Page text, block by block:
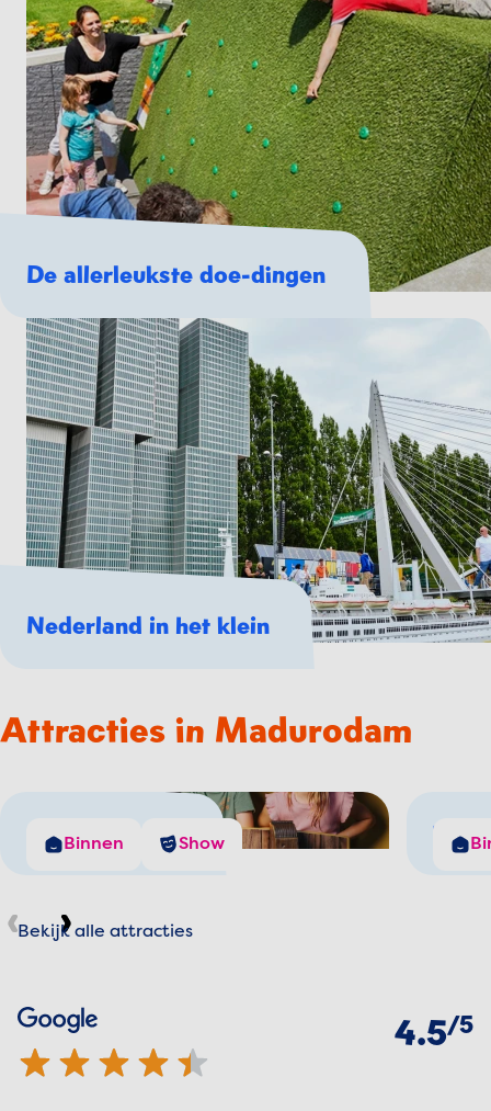
De allerleukste doe-dingen
Nederland in het klein
Attracties in Madurodam
Bekijk alle attracties
De Windjager
Binnen Show The
Vorige
Beoordelingen
Google
4.5 van 5 sterren 4.5
van 5